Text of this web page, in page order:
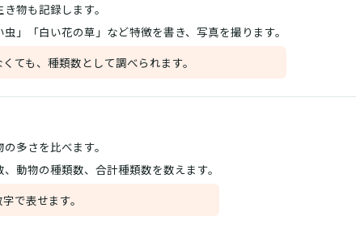
物も記録します。
虫」「白い花の草」など特徴を書き、写真を撮ります。
ても、種類数として調べられます。
多さを比べます。
動物の種類数、合計種類数を数えます。
で表せます。